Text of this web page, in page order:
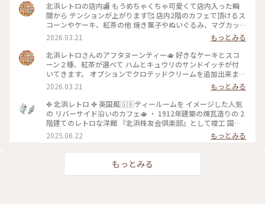
北浜レトロの店内🏬 もうめちゃくちゃ可愛くて店内入った瞬
間から テンションが上がります🥰 店内2階のカフェで頂けるス
コーンやケーキ、紅茶の他 焼き菓子やぬいぐるみ、マグカッ
プやプレゼント用の 詰め合わせなど購入することが出来ます✨
店内はシックなアンティーク家具にミントグリーンが 映えて
素敵な空間です〜！
2026.03.21
もっとみる
北浜レトロさんのアフタヌーンティー🫖 好きなケーキとスコ
ーン２種、紅茶が選べて ハムとキュウリのサンドイッチが付
いてきます。 オプションでクロテッドクリームを追加出来ます
✨ スコーンは季節限定のさくらとくるみをチョイス。 ケーキ
はストロベリースペシャルショートケーキです🍓 ウェッジウ
ッドのお皿に乗せられてボリュームが凄いです😳 ケーキも1ピ
ースがかなり大きく、しっかり甘め。 スコーンは温かく香り
もよくサクサクで美味しいです！ サンドイッチも黒胡椒が効
いていて甘いとしょっぱいで 最高です〜！ めちゃくちゃボリ
ュームがありますが紅茶も差し湯が 用意されていて最後まで
2026.03.21
もっとみる
✤ 北浜レトロ ✤ 英国風🇬🇧ティールームを イメージした人気
の リバーサイド沿いのカフェ🫖 ・ 1912年建築の煉瓦造りの 2
階建てのレトロな洋館 『北浜株友会倶楽部』として竣工 国の
登録有形文化財に指定 ・ 最近は行列のあまりスルーすること
が 多くてこの日は平日の雨の日☔ 15時頃にも関わらず空いて
いて ラッキー✌️でした！ そして2階でイートイン🥰 ブルーベリ
ーチーズケーキ🫐 アールグレイティー🫖を 昔から変わらずゆ
ったりと 優雅に過ごせる お茶じかんでした😊🫖 ✤ーーーーー
2025.06.22 もっとみる
もっとみる